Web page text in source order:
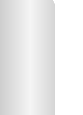
modelos,